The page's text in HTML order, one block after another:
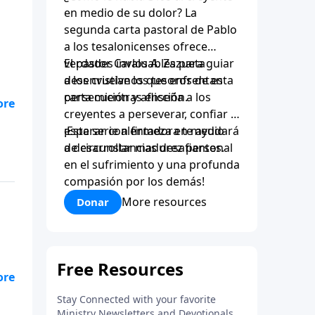
en medio de su dolor? La
segunda carta pastoral de Pablo
a los tesalonicenses ofrece
verdades invaluables para guiar
a los cristianos que enfrentan
persecución y aflicción.
El pastor Carlos A. Zazueta
desenvuelve los tesoros de esta
carta mientras enseña a los
creyentes a perseverar, confiar y
esperar con firmeza en medio
de circunstancias desafiantes.
¡Esta serie alentadora te ayudará
a desarrollar madurez personal
en el sufrimiento y una profunda
compasión por los demás!
Donar More resources